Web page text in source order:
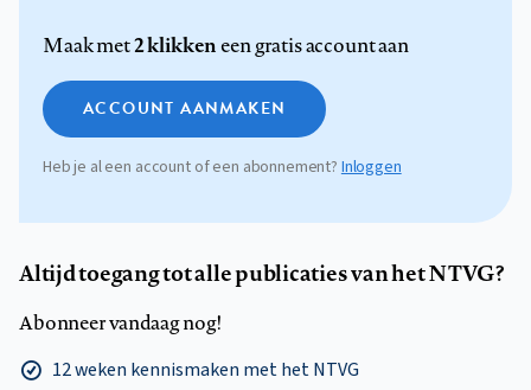
Maak met2 klikkeneen gratis account aan
ACCOUNT AANMAKEN
Heb je al een account of een abonnement? Inloggen
Altijd toegang tot alle publicaties van het NTVG?
Abonneer vandaag nog!
12 weken kennismaken met het NTVG